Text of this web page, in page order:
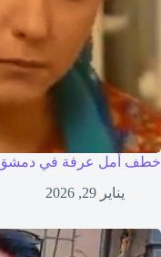
خطف أمل عرفة في
يناير 29, 2026